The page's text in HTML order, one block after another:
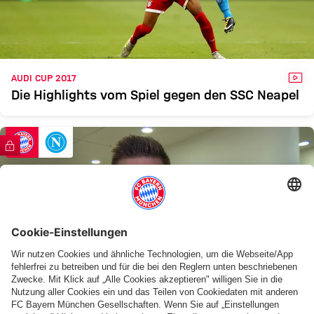
FCB
NEAPEL
AUDI CUP 2017
Die Highlights vom Spiel gegen den SSC Neapel
FC Bayern TV PLUS